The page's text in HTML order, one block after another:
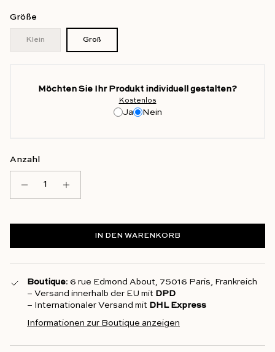
Größe
Klein Groß
Möchten Sie Ihr Produkt individuell gestalten?
Kostenlos
Ja Nein
Anzahl
IN DEN WARENKORB
Boutique: 6 rue Edmond About, 75016 Paris, Frankreich
– Versand innerhalb der EU mit DPD
– Internationaler Versand mit DHL Express
Informationen zur Boutique anzeigen